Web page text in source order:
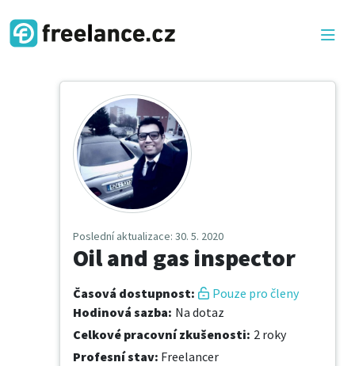
Poslední aktualizace: 30. 5. 2020
Oil and gas inspector
Časová dostupnost:
Pouze pro členy
Hodinová sazba: Na dotaz
Celkové pracovní zkušenosti: 2 roky
Profesní stav: Freelancer